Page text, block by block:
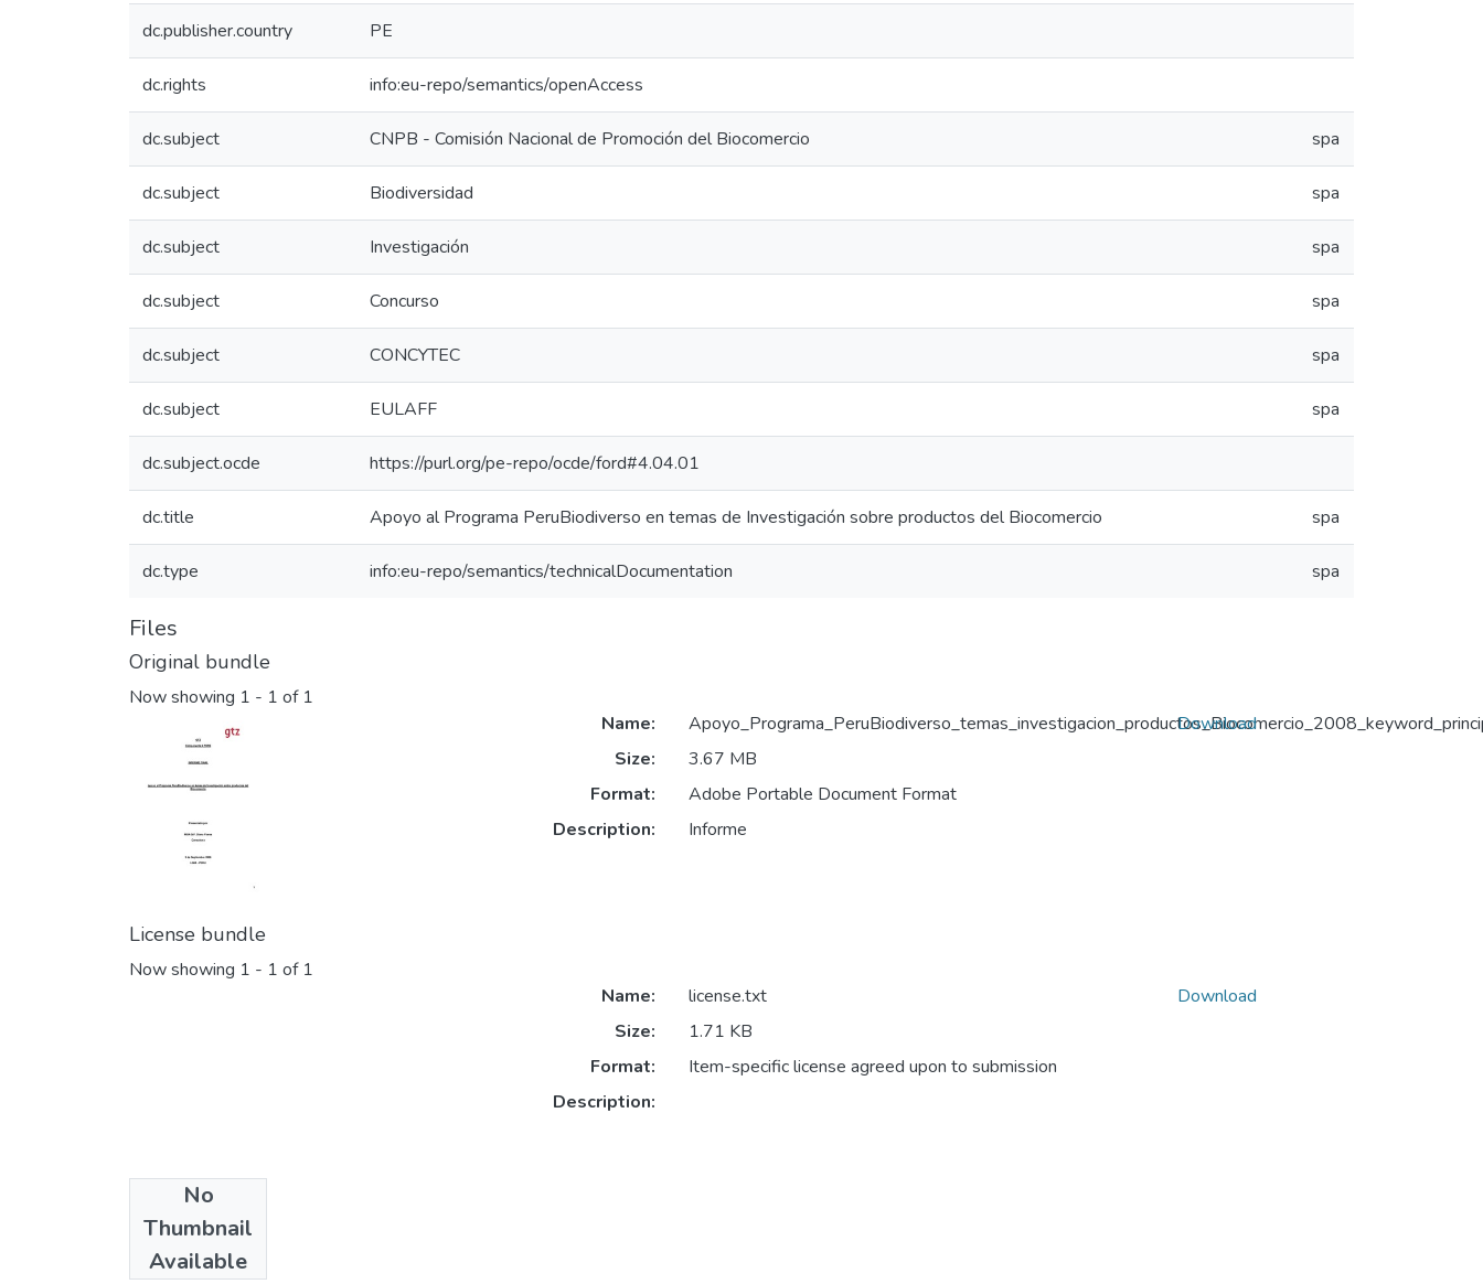
dc.publisher.country PE
dc.rights info:eu-repo/semantics/openAccess
dc.subject CNPB - Comisión Nacional de Promoción del Biocomercio spa
dc.subject Biodiversidad spa
dc.subject Investigación spa
dc.subject Concurso spa
dc.subject CONCYTEC spa
dc.subject EULAFF spa
dc.subject.ocde https://purl.org/pe-repo/ocde/ford#4.04.01
dc.title Apoyo al Programa PeruBiodiverso en temas de Investigación sobre productos del Biocomercio spa
dc.type info:eu-repo/semantics/technicalDocumentation spa
Files
Original bundle
Now showing 1 - 1 of 1
Name:
Size:
3.67 MB
Format:
Adobe Portable Document Format
Description:
Informe
Download
License bundle
Now showing 1 - 1 of 1
No
Thumbnail
Available
Name:
license.txt
Size:
1.71 KB
Format:
Item-specific license agreed upon to submission
Description:
Download
Collections
Informes